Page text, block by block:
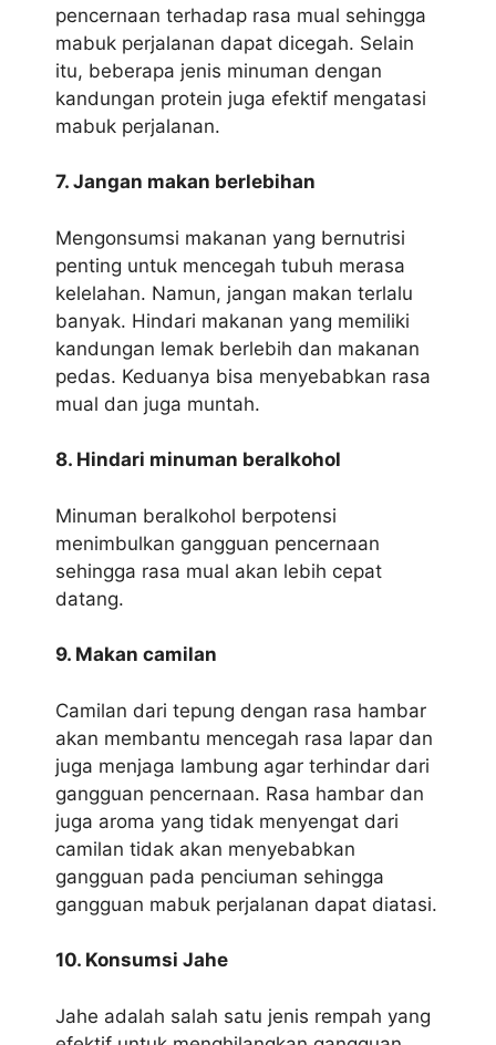
pencernaan terhadap rasa mual sehingga
mabuk perjalanan dapat dicegah. Selain
itu, beberapa jenis minuman dengan
kandungan protein juga efektif mengatasi
mabuk perjalanan.
7. Jangan makan berlebihan
Mengonsumsi makanan yang bernutrisi
penting untuk mencegah tubuh merasa
kelelahan. Namun, jangan makan terlalu
banyak. Hindari makanan yang memiliki
kandungan lemak berlebih dan makanan
pedas. Keduanya bisa menyebabkan rasa
mual dan juga muntah.
8. Hindari minuman beralkohol
Minuman beralkohol berpotensi
menimbulkan gangguan pencernaan
sehingga rasa mual akan lebih cepat
datang.
9. Makan camilan
Camilan dari tepung dengan rasa hambar
akan membantu mencegah rasa lapar dan
juga menjaga lambung agar terhindar dari
gangguan pencernaan. Rasa hambar dan
juga aroma yang tidak menyengat dari
camilan tidak akan menyebabkan
gangguan pada penciuman sehingga
gangguan mabuk perjalanan dapat diatasi.
10. Konsumsi Jahe
Jahe adalah salah satu jenis rempah yang